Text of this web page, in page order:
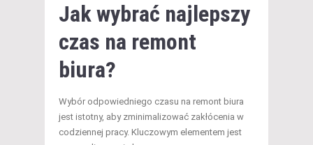
Jak wybrać najlepszy
czas na remont
biura?
Wybór odpowiedniego czasu na remont biura
jest istotny, aby zminimalizować zakłócenia w
codziennej pracy. Kluczowym elementem jest